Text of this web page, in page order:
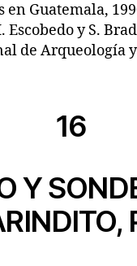
en Guatemala,
Escobedo y S.
de Arqueología
16
Y